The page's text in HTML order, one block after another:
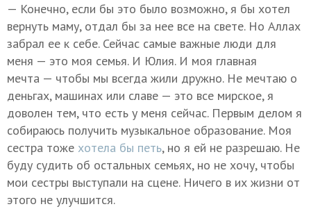
— Конечно, если бы это было возможно, я бы хотел
вернуть маму, отдал бы за нее все на свете. Но Аллах
забрал ее к себе. Сейчас самые важные люди для
меня — это моя семья. И Юлия. И моя главная
мечта — чтобы мы всегда жили дружно. Не мечтаю о
деньгах, машинах или славе — это все мирское, я
доволен тем, что есть у меня сейчас. Первым делом я
собираюсь получить музыкальное образование. Моя
сестра тоже хотела бы петь, но я ей не разрешаю. Не
буду судить об остальных семьях, но не хочу, чтобы
мои сестры выступали на сцене. Ничего в их жизни от
этого не улучшится.